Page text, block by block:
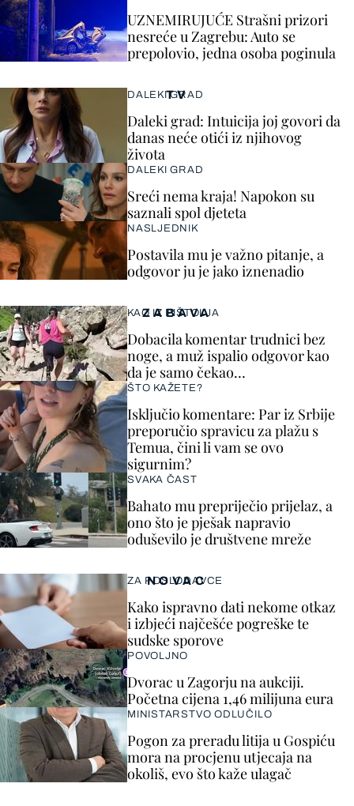
UZNEMIRUJUĆE Strašni prizori
nesreće u Zagrebu: Auto se
prepolovio, jedna osoba poginula
ZABAVA
KAO IZ PIŠTOLJA
Dobacila komentar trudnici bez
noge, a muž ispalio odgovor kao
da je samo čekao…
ŠTO KAŽETE?
Isključio komentare: Par iz Srbije
preporučio spravicu za plažu s
Temua, čini li vam se ovo
sigurnim?
SVAKA ČAST
Bahato mu prepriječio prijelaz, a
ono što je pješak napravio
oduševilo je društvene mreže
TV
DALEKI GRAD
Daleki grad: Intuicija joj govori da
danas neće otići iz njihovog
života
DALEKI GRAD
Sreći nema kraja! Napokon su
saznali spol djeteta
NASLJEDNIK
Postavila mu je važno pitanje, a
odgovor ju je jako iznenadio
NOVAC
ZA POSLODAVCE
Kako ispravno dati nekome otkaz
i izbjeći najčešće pogreške te
sudske sporove
POVOLJNO
Dvorac u Zagorju na aukciji.
Početna cijena 1,46 milijuna eura
MINISTARSTVO ODLUČILO
Pogon za preradu litija u Gospiću
mora na procjenu utjecaja na
okoliš, evo što kaže ulagač